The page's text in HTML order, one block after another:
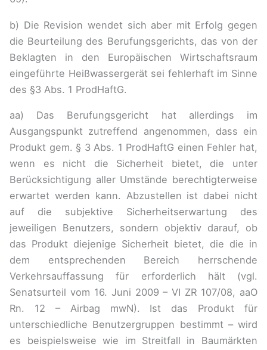
b) Die Revision wendet sich aber mit Erfolg gegen
die Beurteilung des Berufungsgerichts, das von der
Beklagten in den Europäischen Wirtschaftsraum
eingeführte Heißwassergerät sei fehlerhaft im Sinne
des §3 Abs. 1 ProdHaftG.
aa) Das Berufungsgericht hat allerdings im
Ausgangspunkt zutreffend angenommen, dass ein
Produkt gem. § 3 Abs. 1 ProdHaftG einen Fehler hat,
wenn es nicht die Sicherheit bietet, die unter
Berücksichtigung aller Umstände berechtigterweise
erwartet werden kann. Abzustellen ist dabei nicht
auf die subjektive Sicherheitserwartung des
jeweiligen Benutzers, sondern objektiv darauf, ob
das Produkt diejenige Sicherheit bietet, die die in
dem entsprechenden Bereich herrschende
Verkehrsauffassung für erforderlich hält (vgl.
Senatsurteil vom 16. Juni 2009 – VI ZR 107/08, aaO
Rn. 12 – Airbag mwN). Ist das Produkt für
unterschiedliche Benutzergruppen bestimmt – wird
es beispielsweise wie im Streitfall in Baumärkten